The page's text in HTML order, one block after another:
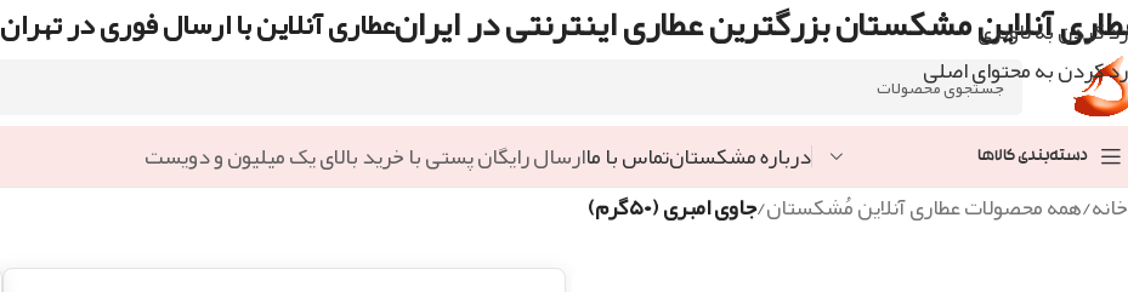
رد کردن به ناوبری
رد کردن به محتوای اصلی
آنلاین مشکستان بزرگترین عطاری اینترنتی در ایرانعطاری آنلاین با ارسال فوری در تهران
دسته‌بندی کالاها درباره مشکستانتماس با ماارسال رایگان پستی با خرید بالای یک میلیون و دویست
خانه/همه محصولات عطاری آنلاین مُشکستان/جاوی امبری (۵۰گرم)